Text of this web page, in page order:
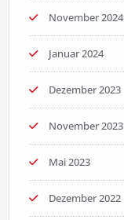
November 2024
Januar 2024
Dezember 2023
November 2023
Mai 2023
Dezember 2022